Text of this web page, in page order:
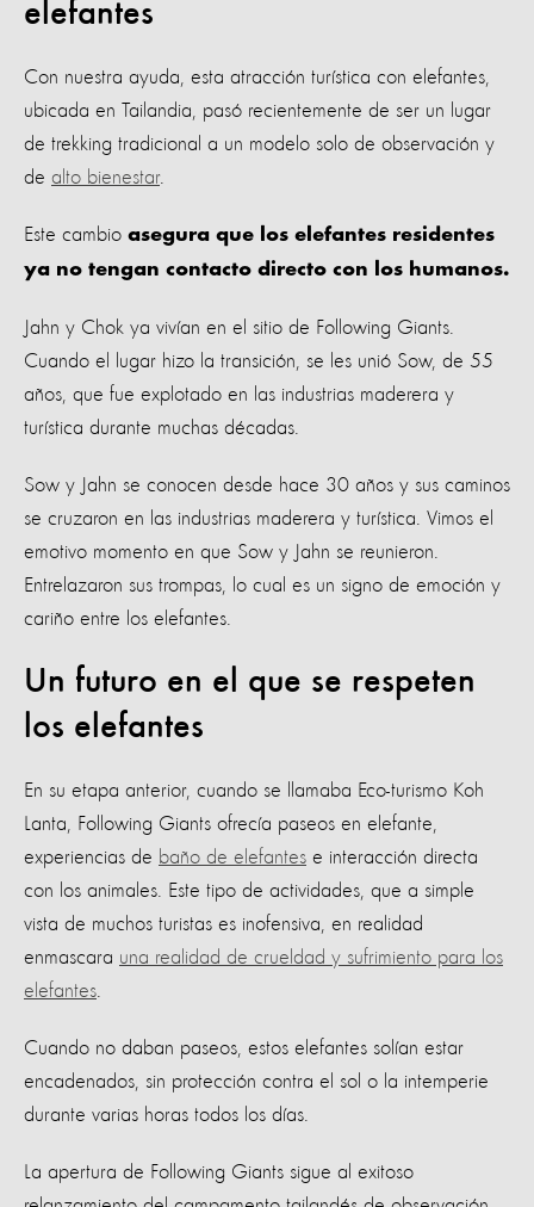
elefantes
Con nuestra ayuda, esta atracción turística con elefantes,
ubicada en Tailandia, pasó recientemente de ser un lugar
de trekking tradicional a un modelo solo de observación y
de alto bienestar.
Este cambio asegura que los elefantes residentes
ya no tengan contacto directo con los humanos.
Jahn y Chok ya vivían en el sitio de Following Giants.
Cuando el lugar hizo la transición, se les unió Sow, de 55
años, que fue explotado en las industrias maderera y
turística durante muchas décadas.
Sow y Jahn se conocen desde hace 30 años y sus caminos
se cruzaron en las industrias maderera y turística. Vimos el
emotivo momento en que Sow y Jahn se reunieron.
Entrelazaron sus trompas, lo cual es un signo de emoción y
cariño entre los elefantes.
Un futuro en el que se respeten
los elefantes
En su etapa anterior, cuando se llamaba Eco-turismo Koh
Lanta, Following Giants ofrecía paseos en elefante,
experiencias de baño de elefantes e interacción directa
con los animales. Este tipo de actividades, que a simple
vista de muchos turistas es inofensiva, en realidad
enmascara una realidad de crueldad y sufrimiento para los
elefantes
Cuando no daban paseos, estos elefantes solían estar
encadenados, sin protección contra el sol o la intemperie
durante varias horas todos los días.
La apertura de Following Giants sigue al exitoso